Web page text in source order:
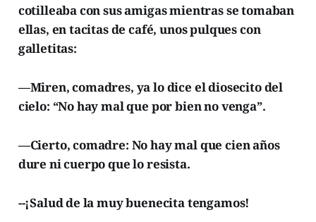
cotilleaba con sus amigas mientras se tomaban
ellas, en tacitas de café, unos pulques con
galletitas:
—Miren, comadres, ya lo dice el diosecito del
cielo: “No hay mal que por bien no venga”.
—Cierto, comadre: No hay mal que cien años
dure ni cuerpo que lo resista.
--¡Salud de la muy buenecita tengamos!